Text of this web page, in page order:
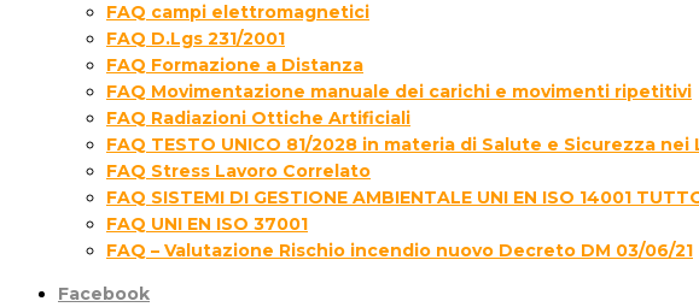
FAQ campi elettromagnetici
FAQ D.Lgs 231/2001
FAQ Formazione a Distanza
FAQ Movimentazione manuale dei carichi e movimenti ripetitivi
FAQ Radiazioni Ottiche Artificiali
FAQ TESTO UNICO 81/2028 in materia di Salute e Sicurezza
FAQ Stress Lavoro Correlato
FAQ SISTEMI DI GESTIONE AMBIENTALE UNI EN ISO 14001
FAQ UNI EN ISO 37001
FAQ – Valutazione Rischio incendio nuovo Decreto DM 03/06/21
Facebook